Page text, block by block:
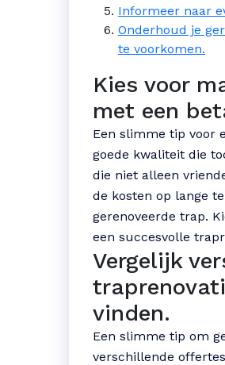
Informeer naar
Onderhoud je
te voorkomen.
Kies voor
met een
Een slimme tip voor
goede kwaliteit die
die niet alleen
de kosten op lange
gerenoveerde trap.
een succesvolle
Vergelijk
vinden.
Een slimme tip om
verschillende